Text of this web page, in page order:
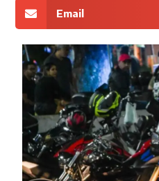
Email